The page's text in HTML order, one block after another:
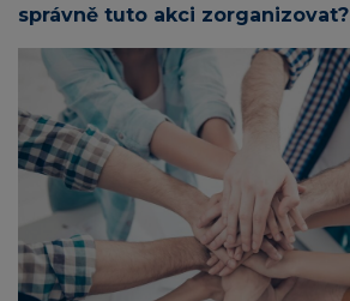
správně tuto akci zorganizovat?